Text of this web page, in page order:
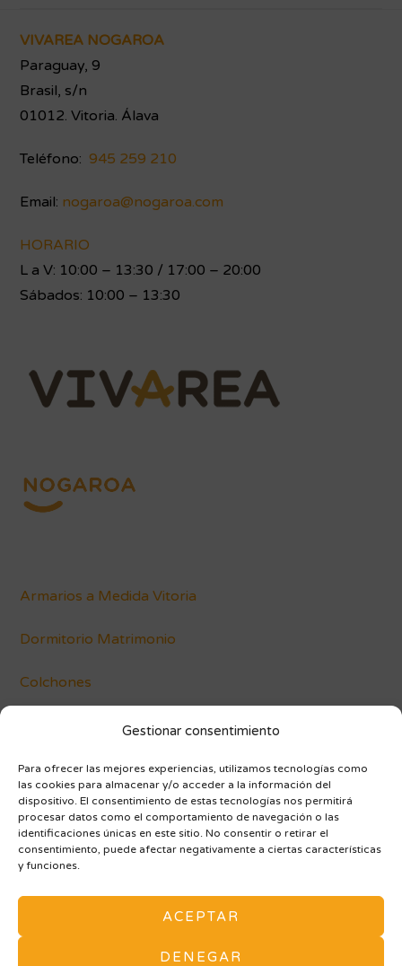
Gestionar consentimiento
Para ofrecer las mejores experiencias, utilizamos tecnologías como
las cookies para almacenar y/o acceder a la información del
dispositivo. El consentimiento de estas tecnologías nos permitirá
procesar datos como el comportamiento de navegación o las
identificaciones únicas en este sitio. No consentir o retirar el
consentimiento, puede afectar negativamente a ciertas características
y funciones.
ACEPTAR
DENEGAR
Footer
VIVAREA NOGAROA
Paraguay, 9
Brasil, s/n
01012. Vitoria. Álava
Teléfono: 945 259 210
Email: nogaroa@nogaroa.com
HORARIO
L a V: 10:00 – 13:30 / 17:00 – 20:00
Sábados: 10:00 – 13:30
Armarios a Medida Vitoria
Dormitorio Matrimonio
Colchones
Blog
AVISO LEGAL Y POLÍTICA DE PRIVACIDAD
ARMARIOS A MEDIDA
MAPA DE SITIO